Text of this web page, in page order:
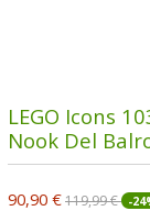
LEGO Icons
Nook Del
90,90 €119,99 € -